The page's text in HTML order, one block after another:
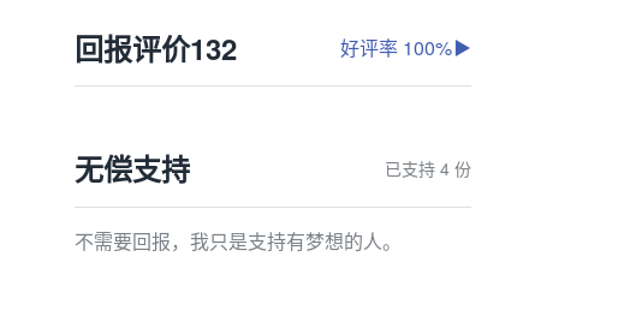
回报评价132 好评率 100%
无偿支持 已支持 4 份
不需要回报，我只是支持有梦想的人。